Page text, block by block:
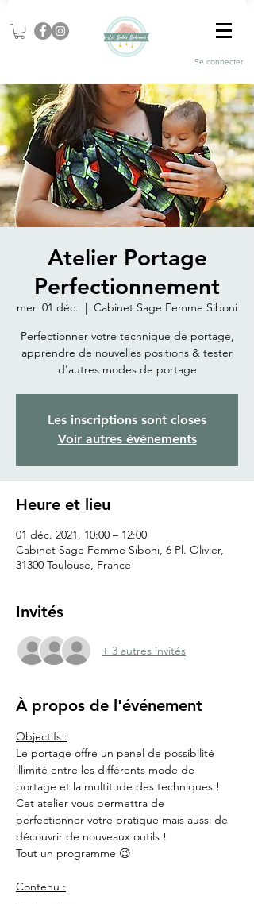
Se connecter
Atelier Portage
Perfectionnement
mer. 01 déc.
  |
Cabinet Sage Femme Siboni
Perfectionner votre technique de portage,
apprendre de nouvelles positions & tester
d'autres modes de portage
Les inscriptions sont closes
Voir autres événements
Heure et lieu
01 déc. 2021, 10:00 – 12:00
Cabinet Sage Femme Siboni, 6 Pl. Olivier,
31300 Toulouse, France
Invités
+ 3 autres invités
À propos de l'événement
Objectifs :
Le portage offre un panel de possibilité
illimité entre les différents mode de
portage et la multitude des techniques !
Cet atelier vous permettra de
perfectionner votre pratique mais aussi de
découvrir de nouveaux outils !
Tout un programme 😉
Contenu :